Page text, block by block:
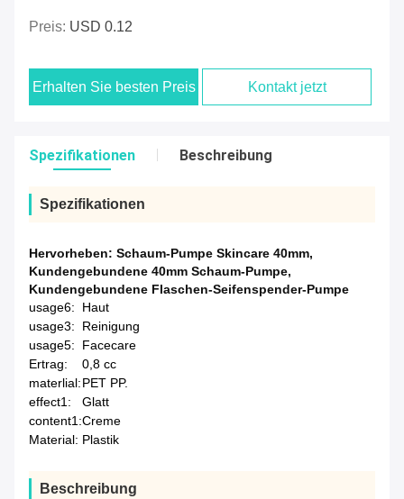
Preis: USD 0.12
Erhalten Sie besten Preis Kontakt jetzt
Spezifikationen Beschreibung
Spezifikationen
Hervorheben: Schaum-Pumpe Skincare 40mm,
Kundengebundene 40mm Schaum-Pumpe,
Kundengebundene Flaschen-Seifenspender-Pumpe
usage6:
Haut
usage3:
Reinigung
usage5:
Facecare
Ertrag:
0,8 cc
materlial:PET PP.
effect1:
Glatt
content1:Creme
Material: Plastik
Beschreibung